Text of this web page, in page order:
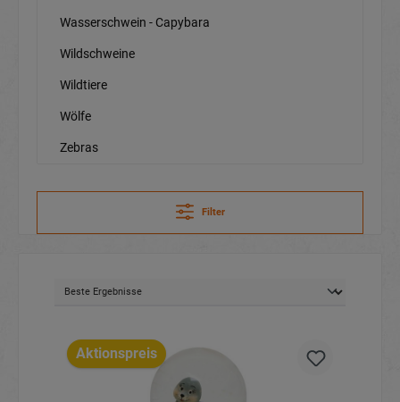
Wasserschwein - Capybara
Wildschweine
Wildtiere
Wölfe
Zebras
Filter
Aktionspreis